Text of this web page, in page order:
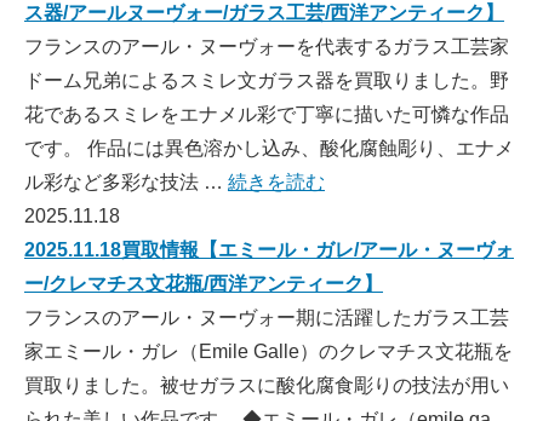
ス器/アールヌーヴォー/ガラス工芸/西洋アンティーク】
フランスのアール・ヌーヴォーを代表するガラス工芸家
ドーム兄弟によるスミレ文ガラス器を買取りました。野
花であるスミレをエナメル彩で丁寧に描いた可憐な作品
です。 作品には異色溶かし込み、酸化腐蝕彫り、エナメ
ル彩など多彩な技法 … 続きを読む
2025.11.18
2025.11.18買取情報【エミール・ガレ/アール・ヌーヴォ
ー/クレマチス文花瓶/西洋アンティーク】
フランスのアール・ヌーヴォー期に活躍したガラス工芸
家エミール・ガレ（Emile Galle）のクレマチス文花瓶を
買取りました。被せガラスに酸化腐食彫りの技法が用い